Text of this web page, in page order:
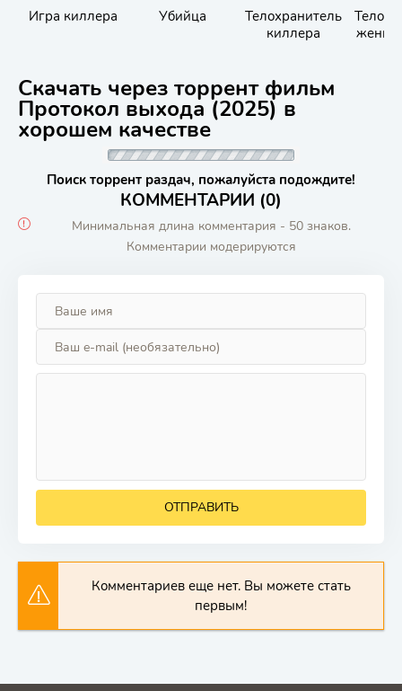
Игра киллера Убийца
Телохранитель
киллера
жены
Скачать через торрент фильм
Протокол выхода (2025) в
хорошем качестве
Поиск торрент раздач, пожалуйста подождите!
КОММЕНТАРИИ (0)
Минимальная длина комментария - 50 знаков.
Комментарии модерируются
ОТПРАВИТЬ
Комментариев еще нет. Вы можете стать
первым!